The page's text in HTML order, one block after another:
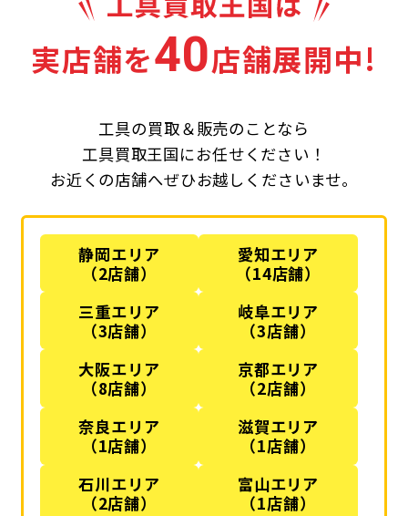
実店舗を40店舗展開中!
工具の買取＆販売のことなら
工具買取王国にお任せください！
お近くの店舗へぜひお越しくださいませ。
静岡エリア
（2店舗）
愛知エリア
（14店舗）
三重エリア
（3店舗）
岐阜エリア
（3店舗）
大阪エリア
（8店舗）
京都エリア
（2店舗）
奈良エリア
（1店舗）
滋賀エリア
（1店舗）
石川エリア
（2店舗）
富山エリア
（1店舗）